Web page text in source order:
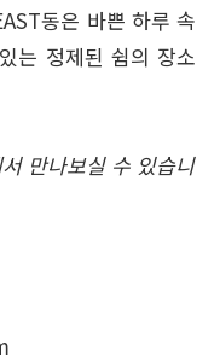
동은 바쁜 하루 속
는 정제된 쉼의 장소
만나보실 수 있습니